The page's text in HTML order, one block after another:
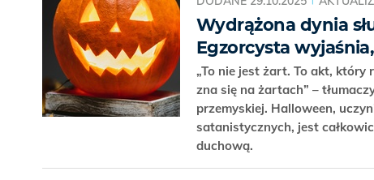
Wydrążona dynia
Egzorcysta
„To nie jest żart. To akt, który
zna się na żartach” –
przemyskiej. Halloween,
satanistycznych, jest
duchową.